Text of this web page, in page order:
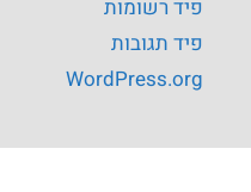
פיד רשומות
פיד תגובות
WordPress.org